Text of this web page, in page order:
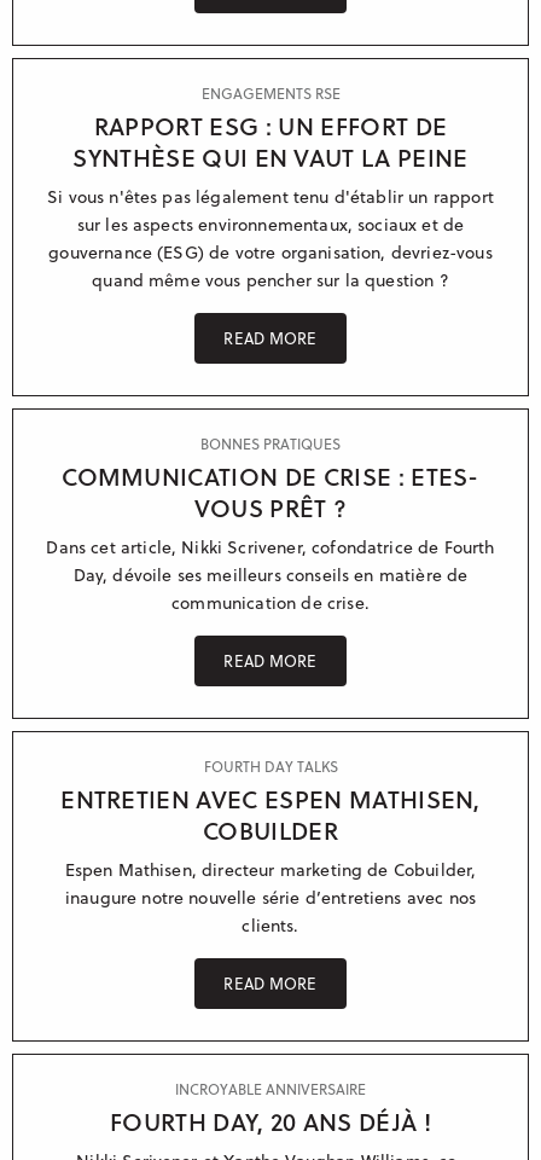
ENGAGEMENTS RSE
RAPPORT ESG : UN EFFORT DE
SYNTHÈSE QUI EN VAUT LA PEINE
Si vous n'êtes pas légalement tenu d'établir un rapport
sur les aspects environnementaux, sociaux et de
gouvernance (ESG) de votre organisation, devriez-vous
quand même vous pencher sur la question ?
READ MORE
BONNES PRATIQUES
COMMUNICATION DE CRISE : ETES-
VOUS PRÊT ?
Dans cet article, Nikki Scrivener, cofondatrice de Fourth
Day, dévoile ses meilleurs conseils en matière de
communication de crise.
READ MORE
FOURTH DAY TALKS
ENTRETIEN AVEC ESPEN MATHISEN,
COBUILDER
Espen Mathisen, directeur marketing de Cobuilder,
inaugure notre nouvelle série d’entretiens avec nos
clients.
READ MORE
INCROYABLE ANNIVERSAIRE
FOURTH DAY, 20 ANS DÉJÀ !